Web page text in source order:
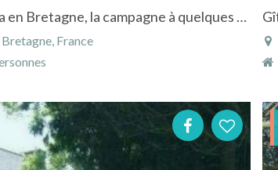
Gîte au "Pont à l'Âne" à Landébia en Bretagne, la campagne à quelques kilomètres de la mer
France